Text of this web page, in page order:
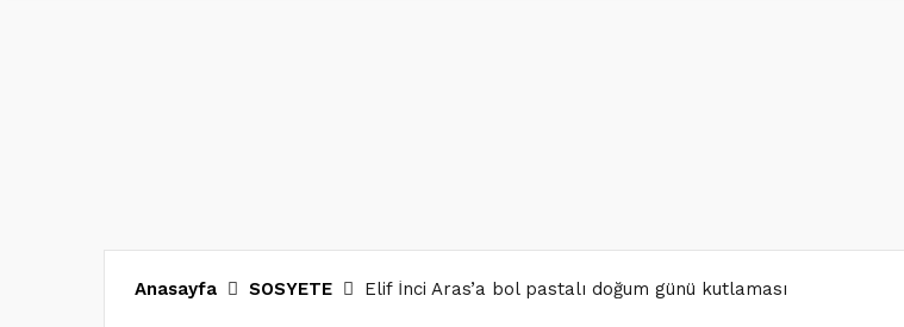
Anasayfa SOSYETE Elif İnci Aras’a bol pastalı doğum günü kutlaması